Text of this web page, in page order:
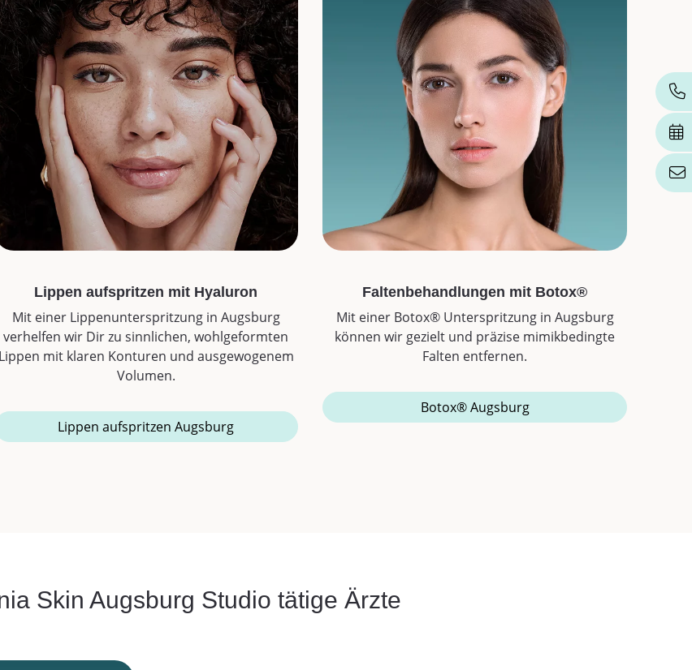
Lippen aufspritzen mit Hyaluron
Mit einer Lippenunterspritzung in Augsburg
verhelfen wir Dir zu sinnlichen, wohlgeformten
Lippen mit klaren Konturen und ausgewogenem
Volumen.
Lippen aufspritzen Augsburg
Faltenbehandlungen mit Botox®
Mit einer Botox® Unterspritzung in Augsburg
können wir gezielt und präzise mimikbedingte
Falten entfernen.
Botox® Augsburg
Skin Augsburg Studio tätige Ärzte